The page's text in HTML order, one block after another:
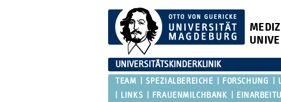
UNIVERSITÄTSKINDERKLINIK
TEAM SPEZIALBEREICHE FORSCHUNG
LINKS
FRAUENMILCHBANK